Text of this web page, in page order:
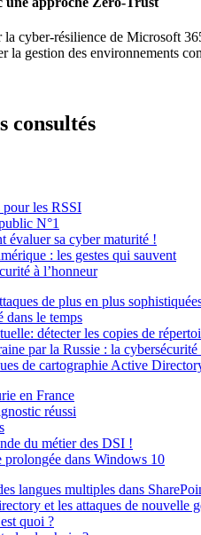
cyber-résilience de Microsoft
la gestion des environnements
consultés
pour les RSSI
N°1
évaluer sa cyber maturité !
: les gestes qui sauvent
à l’honneur
de plus en plus
dans le temps
détecter les copies de
par la Russie : la
de cartographie Active
en France
réussi
du métier des DSI !
dans Windows 10
langues multiples dans
et les attaques de nouvelle
quoi ?